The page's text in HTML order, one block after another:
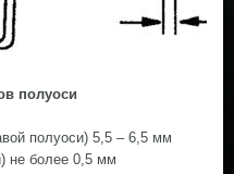
полуоси
полуоси) 5,5 – 6,5 мм
не более 0,5 мм